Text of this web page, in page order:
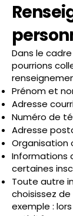
Dans le
pourrions
Prénom et
Adresse
Numéro de
Adresse
Organisation
Informations
certaines
Toute autre
choisissez
exemple :